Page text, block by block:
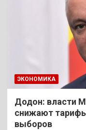
ЭКОНОМИКА
Додон: власти
снижают
выборов